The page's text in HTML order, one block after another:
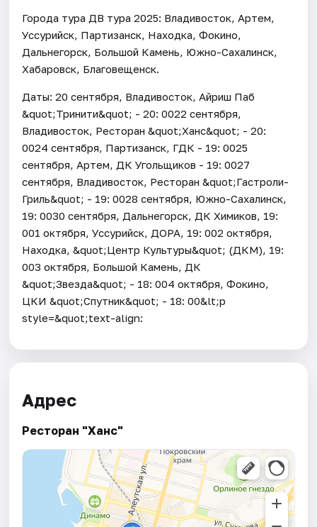
Города тура ДВ тура 2025: Владивосток, Артем,
Уссурийск, Партизанск, Находка, Фокино,
Дальнегорск, Большой Камень, Южно-Сахалинск,
Хабаровск, Благовещенск.
Даты: 20 сентября, Владивосток, Айриш Паб
&quot;Тринити&quot; - 20: 0022 сентября,
Владивосток, Ресторан &quot;Ханс&quot; - 20:
0024 сентября, Партизанск, ГДК - 19: 0025
сентября, Артем, ДК Угольщиков - 19: 0027
сентября, Владивосток, Ресторан &quot;Гастроли-
Гриль&quot; - 19: 0028 сентября, Южно-Сахалинск,
19: 0030 сентября, Дальнегорск, ДК Химиков, 19:
001 октября, Уссурийск, ДОРА, 19: 002 октября,
Находка, &quot;Центр Культуры&quot; (ДКМ), 19:
003 октября, Большой Камень, ДК
&quot;Звезда&quot; - 18: 004 октября, Фокино,
ЦКИ &quot;Спутник&quot; - 18: 00&lt;p
style=&quot;text-align:
Адрес
Ресторан "Ханс"